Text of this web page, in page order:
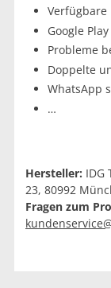
Google
Probleme
Doppelte
WhatsApp
…
Hersteller: IDG
23, 80992
Fragen zum